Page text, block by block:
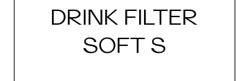
DRINK FILTER
SOFT S